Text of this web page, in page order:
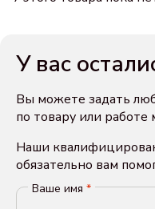
У вас
Вы можете задать
по товару или работе
Наши
обязательно вам
Ваше имя *